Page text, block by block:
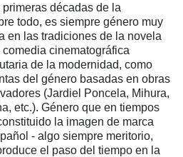
décadas de la
todo, es siempre género muy
en las tradiciones de la novela
cinematográfica
de la modernidad, como
del género basadas en obras
(Jardiel Poncela, Mihura,
etc.). Género que en tiempos
la imagen de marca
- algo siempre meritorio,
el paso del tiempo en la